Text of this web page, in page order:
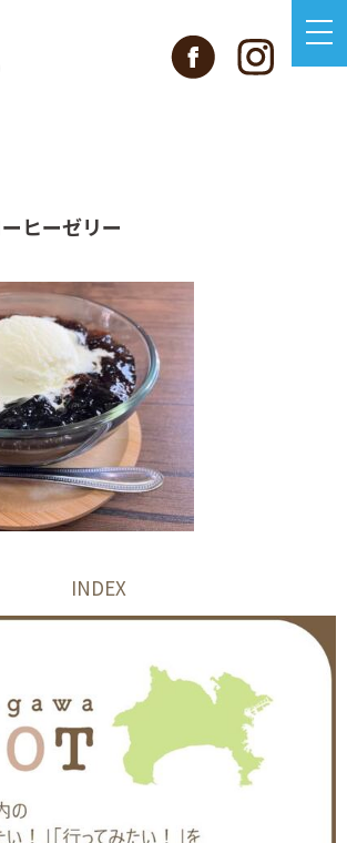
ヒーゼリー
INDEX